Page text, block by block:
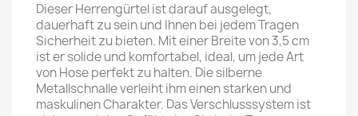
Dieser Herrengürtel ist darauf ausgelegt,
dauerhaft zu sein und Ihnen bei jedem Tragen
Sicherheit zu bieten. Mit einer Breite von 3,5 cm
ist er solide und komfortabel, ideal, um jede Art
von Hose perfekt zu halten. Die silberne
Metallschnalle verleiht ihm einen starken und
maskulinen Charakter. Das Verschlusssystem ist